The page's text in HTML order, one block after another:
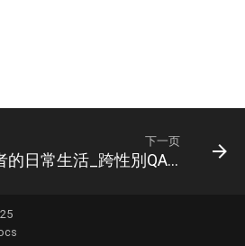
下一页
PDF_跨性別者的日常生活_跨性別QA_大臺北跨性別友善資源_-_臺北市首座